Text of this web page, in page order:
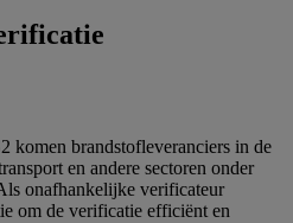
komen brandstofleveranciers in de
en andere sectoren onder
onafhankelijke verificateur
om de verificatie efficiënt en